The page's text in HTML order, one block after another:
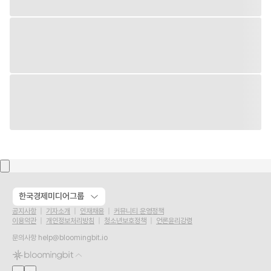
한국경제미디어그룹
공지사항 기자소개 인재채용
커뮤니티 운영정책
이용약관
개인정보처리방침 청소년보호정책
언론윤리강령
문의사항 help@bloomingbit.io